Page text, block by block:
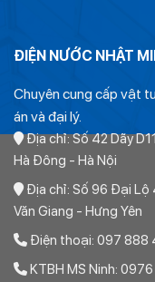
8.6mm; Pn(áp suất)=10
9.6mm; Pn(áp
Giá ống pvc Class 4
10.8mm; Pn(áp
Giá ống pvc Class 4
11.9mm; Pn(áp suất)=10
Giá ống pvc Class 4
ĐIỆN NƯỚC NHẬT
Chuyên cung cấp vật
án và đại lý.
Địa chỉ: Số 42 Dãy
Hà Đông - Hà Nội
Địa chỉ: Số 96 Đại Lộ
Văn Giang - Hưng Yên
Điện thoại: 097 888
KTBH MS Ninh: